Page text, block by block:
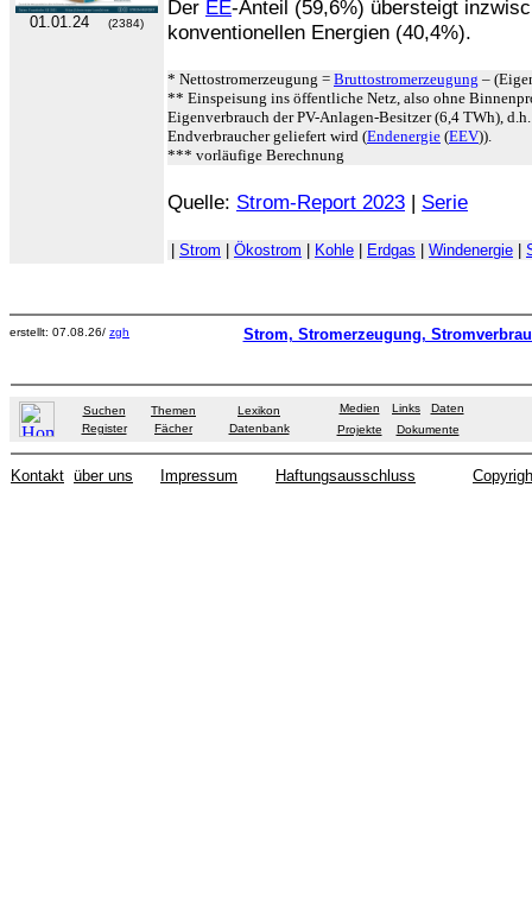
01.01.24 (2384)
Der EE-Anteil (59,6%) übersteigt
konventionellen Energien (40,4%).
* Nettostromerzeugung = Bruttostromerzeugung –
** Einspeisung ins öffentliche Netz, also ohne
Eigenverbrauch der PV-Anlagen-Besitzer (6,4 TWh),
Endverbraucher geliefert wird (Endenergie (EEV)).
*** vorläufige Berechnung
Quelle: Strom-Report 2023 | Serie
Strom Ökostrom Kohle Erdgas Windenergie
erstellt: 07.08.26/ zgh Strom, Stromerzeugung,
Suchen Themen
Lexikon
Register
Fächer Datenbank
Medien Links
Daten
Projekte
Dokumente
Kontakt über uns Impressum Haftungsausschluss